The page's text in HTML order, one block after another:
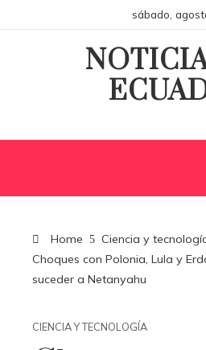
sábado,
Home
Ciencia y
Choques con Polonia, Lula y
suceder a Netanyahu
CIENCIA Y TECNOLOGÍA